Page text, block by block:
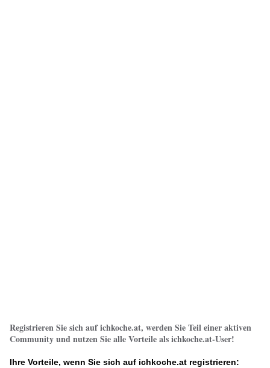
Registrieren Sie sich auf ichkoche.at, werden Sie Teil einer aktiven
Community und nutzen Sie alle Vorteile als ichkoche.at-User!
Ihre Vorteile, wenn Sie sich auf ichkoche.at registrieren: